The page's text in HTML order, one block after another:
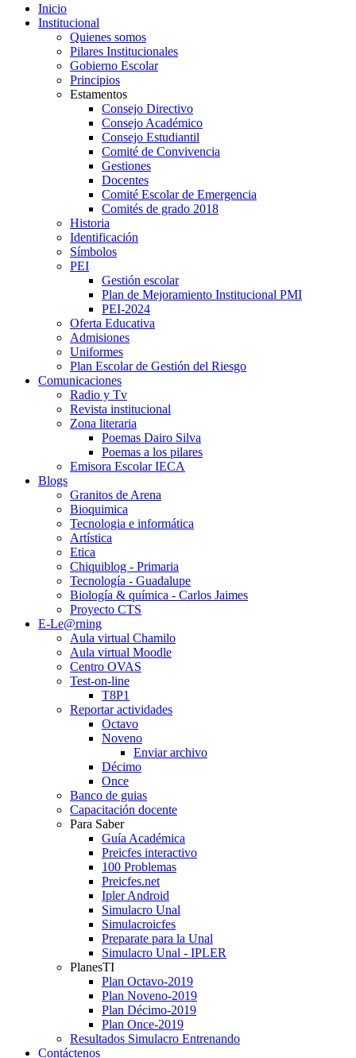
Inicio
Institucional
Quienes somos
Pilares Institucionales
Gobierno Escolar
Principios
Estamentos
Consejo Directivo
Consejo Académico
Consejo Estudiantil
Comité de Convivencia
Gestiones
Docentes
Comité Escolar de Emergencia
Comités de grado 2018
Historia
Identificación
Símbolos
PEI
Gestión escolar
Plan de Mejoramiento Institucional PMI
PEI-2024
Oferta Educativa
Admisiones
Uniformes
Plan Escolar de Gestión del Riesgo
Comunicaciones
Radio y Tv
Revista institucional
Zona literaria
Poemas Dairo Silva
Poemas a los pilares
Emisora Escolar IECA
Blogs
Granitos de Arena
Bioquimica
Tecnologia e informática
Artística
Etica
Chiquiblog - Primaria
Tecnología - Guadalupe
Biología & química - Carlos Jaimes
Proyecto CTS
E-Le@rning
Aula virtual Chamilo
Aula virtual Moodle
Centro OVAS
Test-on-line
T8P1
Reportar actividades
Octavo
Noveno
Enviar archivo
Décimo
Once
Banco de guias
Capacitación docente
Para Saber
Guía Académica
Preicfes interactivo
100 Problemas
Preicfes.net
Ipler Android
Simulacro Unal
Simulacroicfes
Preparate para la Unal
Simulacro Unal - IPLER
PlanesTI
Plan Octavo-2019
Plan Noveno-2019
Plan Décimo-2019
Plan Once-2019
Resultados Simulacro Entrenando
Contáctenos